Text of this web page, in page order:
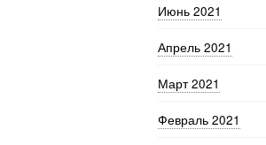
Июнь 2021
Апрель 2021
Март 2021
Февраль 2021